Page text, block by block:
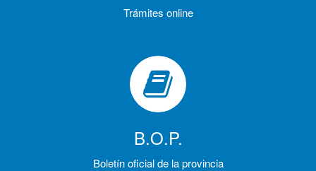
Trámites online
B.O.P.
Boletín oficial de la provincia